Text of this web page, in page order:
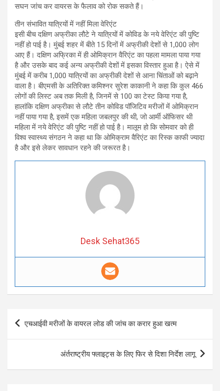
सघन जांच कर वायरस के फैलाव को रोक सकते हैं।
तीन संभावित यात्रियों में नहीं मिला वेरिएंट
इसी बीच दक्षिण अफ्रीका लौटे ने यात्रियों में कोविड के नये वेरिएंट की पुष्टि
नहीं हो पाई है। मुंबई शहर में बीते 15 दिनों में अफ्रीकी देशों से 1,000 लोग
आए हैं। दक्षिण अफ्रिका में ही ओमिक्रान वैरिएंट का पहला मामला पाया गया
है और उसके बाद कई अन्य अफ्रीकी देशों में इसका विस्तार हुआ है। ऐसे में
मुंबई में करीब 1,000 यात्रियों का अफ्रीकी देशों से आना चिंताओं को बढ़ाने
वाला है। बीएमसी के अतिरिक्त कमिश्नर सुरेश काकानी ने कहा कि कुल 466
लोगों की लिस्ट अब तक मिली है, जिनमें से 100 का टेस्ट किया गया है,
हालांकि दक्षिण अफ्रीका से लौटे तीन कोविड पॉजिटिव मरीजों में ओमिक्रान
नहीं पाया गया है, इसमें एक महिला जबलपुर की थी, जो आर्मी ऑफिसर थी
महिला में नये वेरिएंट की पुष्टि नहीं हो पाई है। मालूम हो कि सोमवार को ही
विश्व स्वास्थ्य संगठन ने कहा था कि ओमिक्राम वैरिएंट का रिस्क काफी ज्यादा
है और इसे लेकर सावधान रहने की जरूरत है।
Desk Sehat365
Post
navigation
एचआईवी मरीजों के वायरल लोड की जांच का करार हुआ खत्म
अंर्तराष्ट्रीय फ्लाइट्स के लिए फिर से दिशा निर्देश लागू